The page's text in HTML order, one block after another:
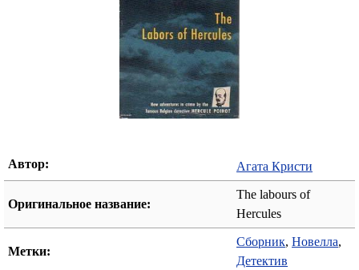
Автор: Агата Кристи
Оригинальное название:
The labours of
Hercules
Метки:
Сборник, Новелла,
Детектив